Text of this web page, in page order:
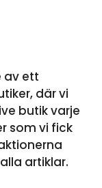
av ett
där vi
butik varje
som vi fick
artiklar.